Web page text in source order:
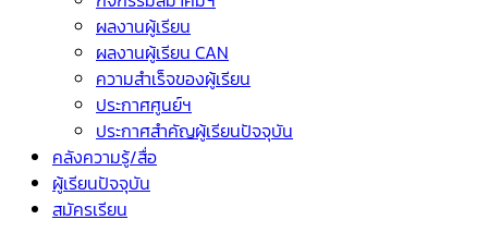
ผลงานผู้เรียน
ผลงานผู้เรียน CAN
ความสำเร็จของผู้เรียน
ประกาศศูนย์ฯ
ประกาศสำคัญผู้เรียนปัจจุบัน
คลังความรู้/สื่อ
ผู้เรียนปัจจุบัน
สมัครเรียน